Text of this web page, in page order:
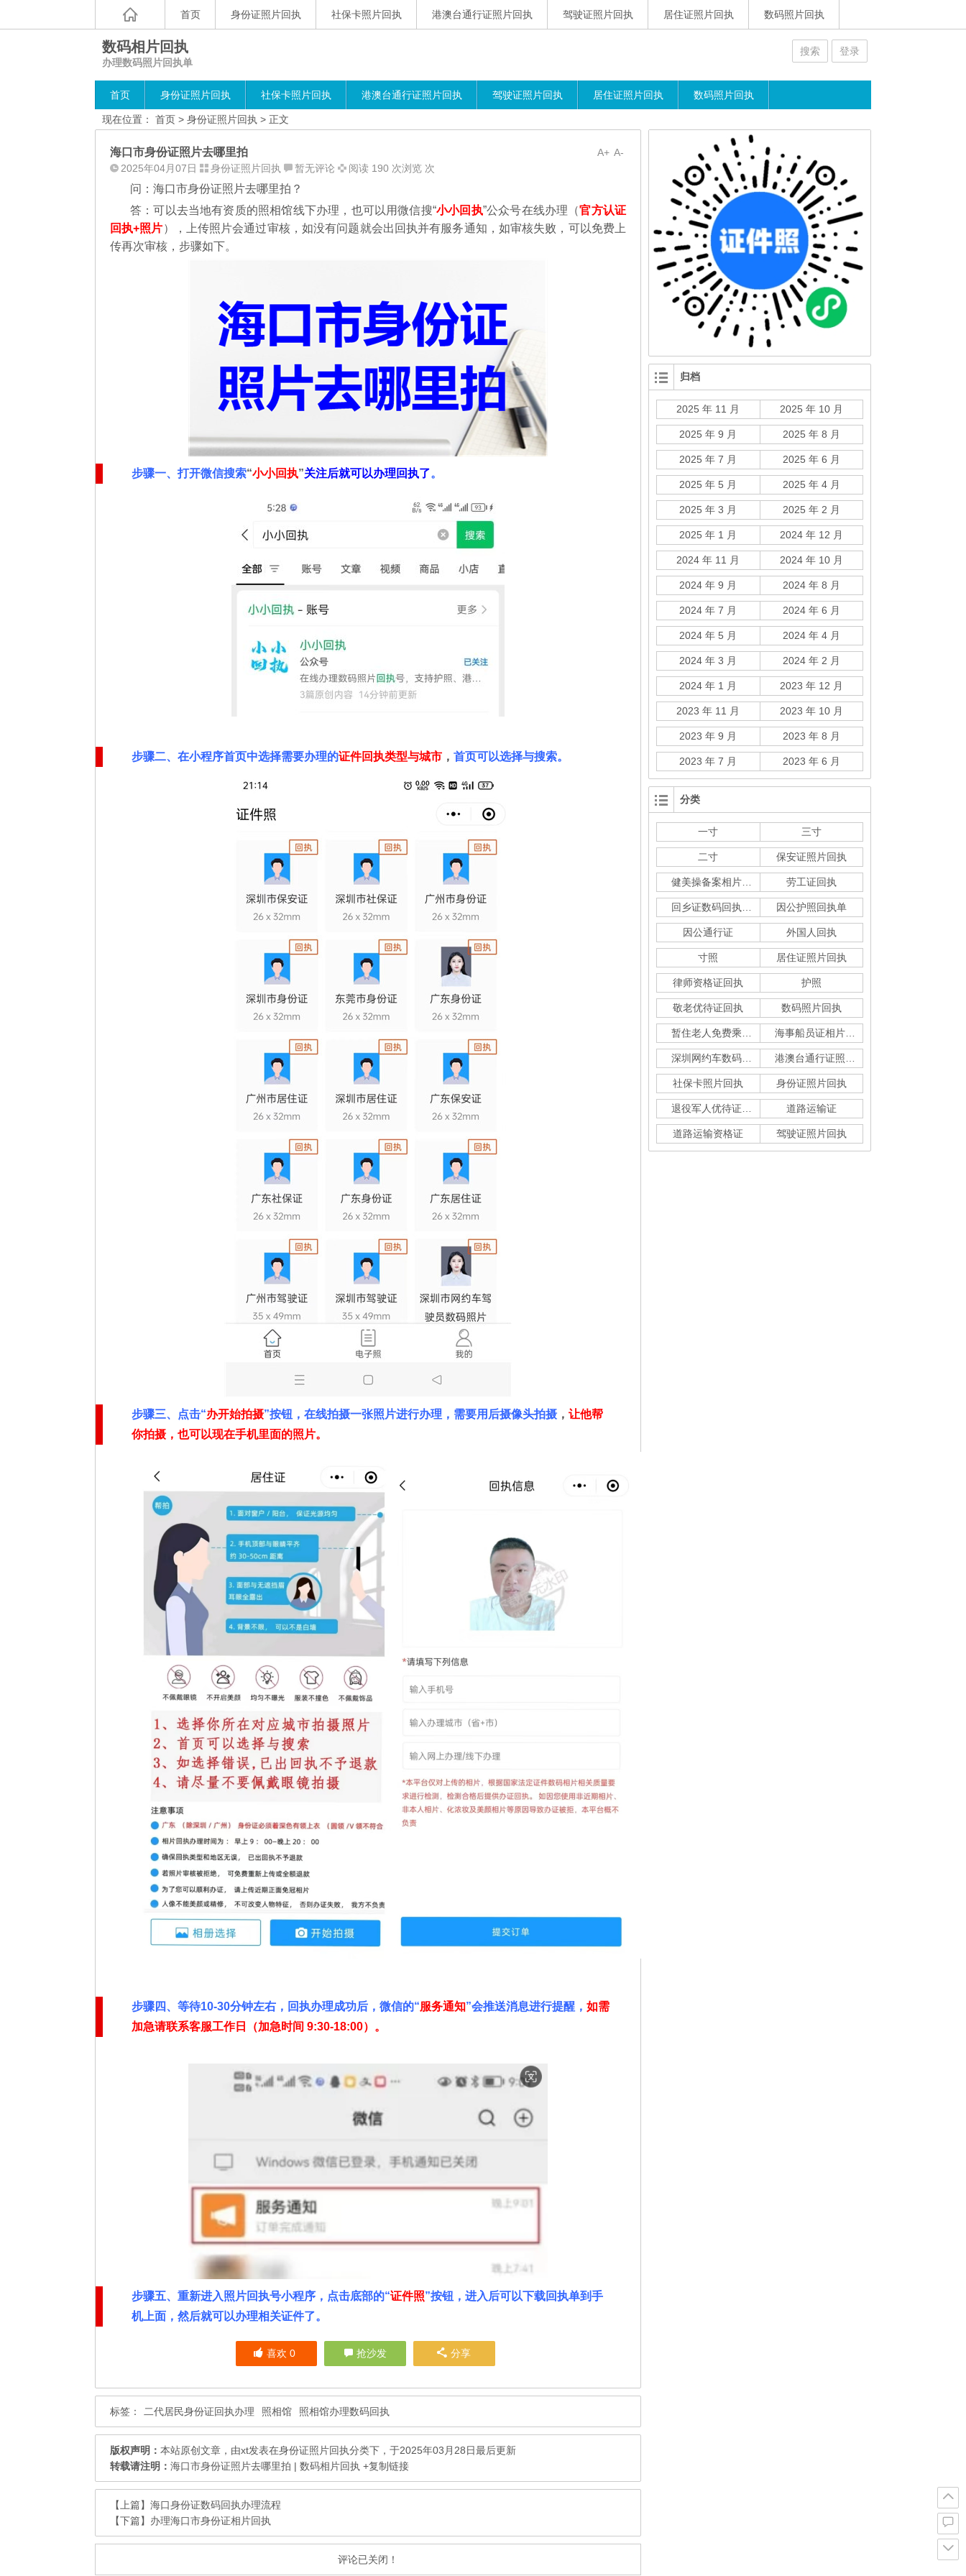
首页 身份证照片回执 社保卡照片回执 港澳台通行证照片回执 驾驶证照片回执 居住证照片回执 数码照片回执
数码相片回执
办理数码照片回执单
搜索 登录
首页 身份证照片回执 社保卡照片回执 港澳台通行证照片回执 驾驶证照片回执 居住证照片回执 数码照片回执
现在位置： 首页 > 身份证照片回执 > 正文
A-
A+
海口市身份证照片去哪里拍
2025年04月07日 身份证照片回执 暂无评论 阅读 190 次浏览 次
问：海口市身份证照片去哪里拍？
答：可以去当地有资质的照相馆线下办理，也可以用微信搜“小小回执”公众号在线办理（官方认证
回执+照片），
上传照片会通过审核，如没有问题就会出回执并有服务通知，如审核失败，可以免费上
传再次审核，步骤如下。
步骤一、 打开微信搜索“小小回执”关注后就可以办理回执了。
步骤二、在小程序首页中选择需要办理的证件回执类型与城市 ， 首页可以选择与搜索。
步骤三、点击“办开始拍摄”按钮，在线拍摄一张照片进行办理，需要用后摄像头拍摄 ， 让他帮
你拍摄，也可以现在手机里面的照片。
步骤四、 等待10-30分钟左右，回执办理成功后，微信的“服务通知”会推送消息进行提醒， 如需
加急请联系客服工作日（加急时间 9:30-18:00）。
步骤五、重新进入照片回执号小程序，点击底部的“证件照”按钮，进入后可以下载回执单到手
机上面，然后就可以办理相关证件了。
喜欢0 抢沙发 分享
标签： 二代居民身份证回执办理 照相馆 照相馆办理数码回执
版权声明： 本站原创文章，由xt发表在身份证照片回执分类下，于2025年03月28日最后更新
转载请注明： 海口市身份证照片去哪里拍 | 数码相片回执 +复制链接
【上篇】 海口身份证数码回执办理流程
【下篇】 办理海口市身份证相片回执
评论已关闭！
归档
2025 年 11 月 2025 年 10 月
2025 年 9 月 2025 年 8 月
2025 年 7 月 2025 年 6 月
2025 年 5 月 2025 年 4 月
2025 年 3 月 2025 年 2 月
2025 年 1 月 2024 年 12 月
2024 年 11 月 2024 年 10 月
2024 年 9 月 2024 年 8 月
2024 年 7 月 2024 年 6 月
2024 年 5 月 2024 年 4 月
2024 年 3 月 2024 年 2 月
2024 年 1 月 2023 年 12 月
2023 年 11 月 2023 年 10 月
2023 年 9 月 2023 年 8 月
2023 年 7 月 2023 年 6 月
分类
一寸 三寸
二寸 保安证照片回执
劳工证回执
因公护照回执单
因公通行证 外国人回执
寸照 居住证照片回执
律师资格证回执 护照
敬老优待证回执 数码照片回执
海事船员证相片采集
社保卡照片回执 身份证照片回执
道路运输证
道路运输资格证 驾驶证照片回执